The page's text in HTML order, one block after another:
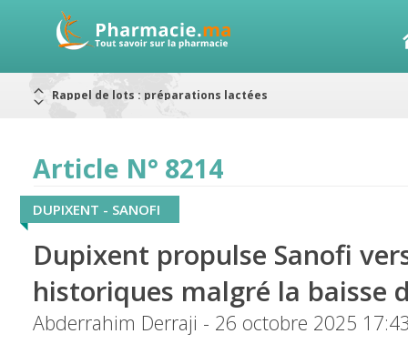
Alerte / AMMPS
RAPPELS DE LOTS
Rappel de lots : ANTITOXINE TÉTANIQUE 1500.
Article N° 8214
DUPIXENT - SANOFI
Dupixent propulse Sanofi
historiques malgré la baisse
Abderrahim Derraji - 26 octobre 2025